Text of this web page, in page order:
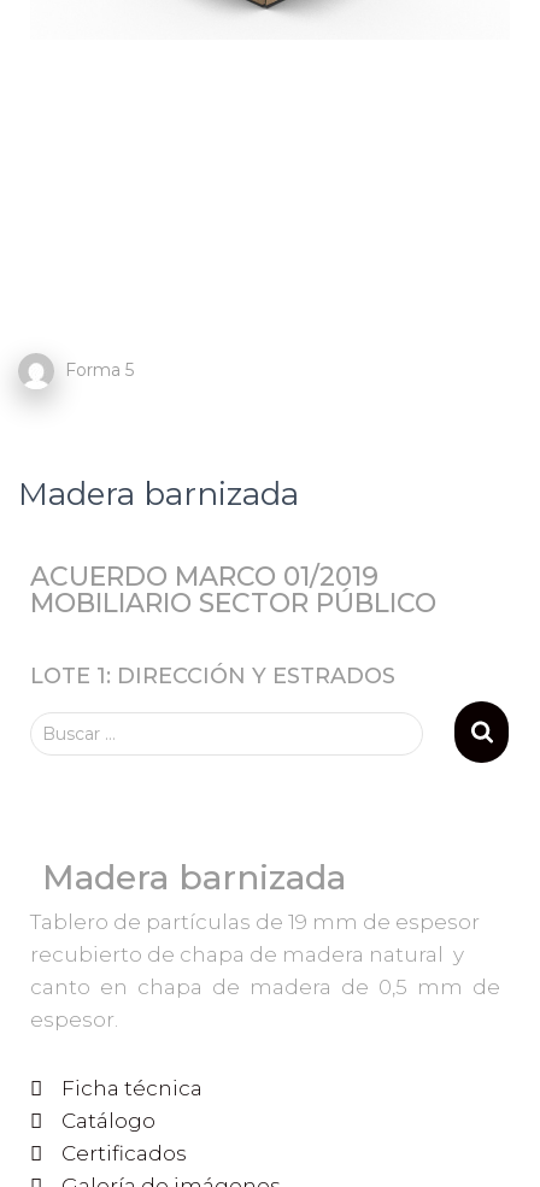
Forma 5
Madera barnizada
ACUERDO MARCO 01/2019
MOBILIARIO SECTOR PÚBLICO
LOTE 1: DIRECCIÓN Y ESTRADOS
Buscar …
Madera barnizada
Tablero de partículas de 19 mm de espesor
recubierto de chapa de madera natural y
canto en chapa de madera de 0,5 mm de
espesor.
Ficha técnica
Catálogo
Certificados